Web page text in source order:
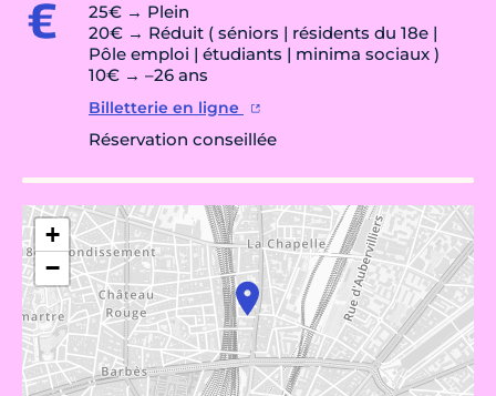
25€ → Plein
20€ → Réduit ( séniors | résidents du 18e |
Pôle emploi | étudiants | minima sociaux )
10€ → –26 ans
Billetterie en ligne
Réservation conseillée
+
−